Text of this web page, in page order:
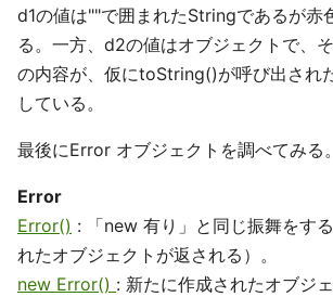
d1の値は""で囲まれたStringであるが赤
る。一方、d2の値はオブジェクトで、
の内容が、仮にtoString()が呼び出され
している。
最後にError オブジェクトを調べてみる。
Error
Error() : 「new 有り」と同じ振舞をす
れたオブジェクトが返される）。
new Error() : 新たに作成されたオブジ